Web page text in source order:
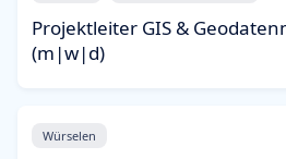
Projektleiter GIS &
(m|w|d)
Würselen